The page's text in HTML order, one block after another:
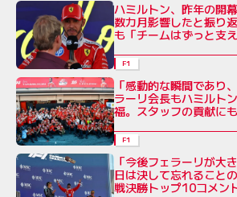
ハミルトン、昨年の開
数カ月影響したと振り
も「チームはずっと支
F1
「感動的な瞬間であり
ラーリ会長もハミルト
福。スタッフの貢献に
F1
「今後フェラーリが大
日は決して忘れること
戦決勝トップ10コメン